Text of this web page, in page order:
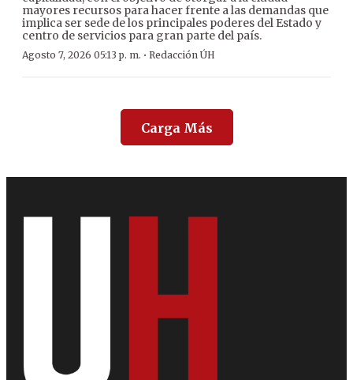
mayores recursos para hacer frente a las demandas que
implica ser sede de los principales poderes del Estado y
centro de servicios para gran parte del país.
Agosto 7, 2026 05:13 p. m. · Redacción ÚH
Carga Más